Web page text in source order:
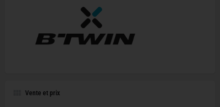
Vente et prix